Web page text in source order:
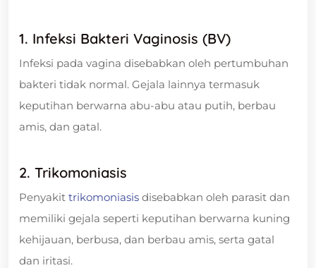
1. Infeksi Bakteri Vaginosis (BV)
Infeksi pada vagina disebabkan oleh pertumbuhan
bakteri tidak normal. Gejala lainnya termasuk
keputihan berwarna abu-abu atau putih, berbau
amis, dan gatal.
2. Trikomoniasis
Penyakit trikomoniasis disebabkan oleh parasit dan
memiliki gejala seperti keputihan berwarna kuning
kehijauan, berbusa, dan berbau amis, serta gatal
dan iritasi.